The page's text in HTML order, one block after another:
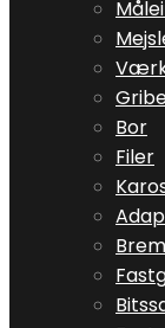
Bor
Filer